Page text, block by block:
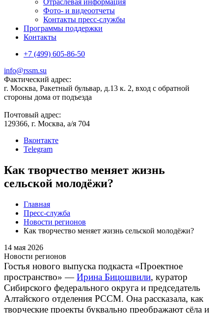
Отраслевая информация
Фото- и видеоотчеты
Контакты пресс-службы
Программы поддержки
Контакты
+7 (499) 605-86-50
info@rssm.su
Фактический адрес:
г. Москва, Ракетный бульвар, д.13 к. 2, вход с обратной
стороны дома от подъезда
Почтовый адрес:
129366, г. Москва, а/я 704
Вконтакте
Telegram
Как творчество меняет жизнь
сельской молодёжи?
Главная
Пресс-служба
Новости регионов
Как творчество меняет жизнь сельской молодёжи?
14 мая 2026
Новости регионов
Гостья нового выпуска подкаста «Проектное
пространство» —Ирина Бицошвили, куратор
Сибирского федерального округа и председатель
Алтайского отделения РССМ. Она рассказала, как
творческие проекты буквально преображают сёла и